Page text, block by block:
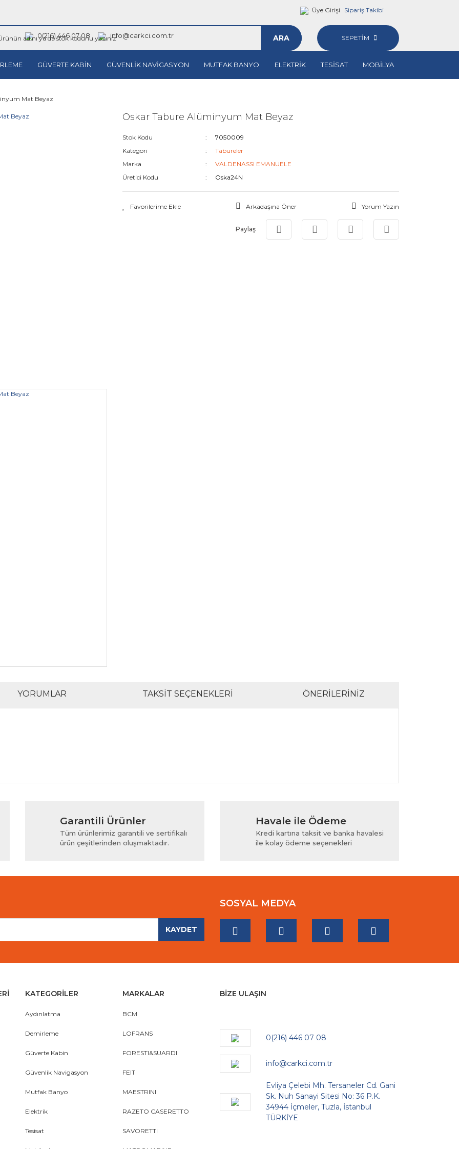
Üye Girişi Sipariş Takibi
0(216) 446 07 08 info@carkci.com.tr ARA SEPETİM
GÜVERTE KABİN GÜVENLİK NAVİGASYON MUTFAK BANYO ELEKTRİK TESİSAT MOBİLYA
Mat Beyaz
Oskar Tabure Alüminyum Mat Beyaz
Stok Kodu
7050009
Kategori
Tabureler
Marka
VALDENASSI EMANUELE
Üretici Kodu
Oska24N
Arkadaşına Öner Yorum Yazın
Paylaş
YORUMLAR TAKSIT SEÇENEKLERI ÖNERILERINIZ
Yorum Yaz
ve diğer konularda yetersiz gördüğünüz noktaları öneri formunu kullanarak tarafımıza iletebilirsiniz.
Garantili Ürünler
Tüm ürünlerimiz garantili ve sertifikalı
ürün çeşitlerinden oluşmaktadır.
Havale ile Ödeme
Kredi kartına taksit ve banka havalesi
ile kolay ödeme seçenekleri
KAYDET
SOSYAL MEDYA
KATEGORİLER
Aydınlatma
Demirleme
Güverte Kabin
Güvenlik Navigasyon
Mutfak Banyo
Elektrik
Tesisat
MARKALAR
BCM
LOFRANS
FORESTI&SUARDI
FEIT
MAESTRINI
RAZETO CASERETTO
SAVORETTI
BİZE ULAŞIN
0(216) 446 07 08
info@carkci.com.tr
Evliya Çelebi Mh. Tersaneler Cd. Gani
Sk. Nuh Sanayi Sitesi No: 36 P.K.
34944 İçmeler, Tuzla, İstanbul
TÜRKİYE